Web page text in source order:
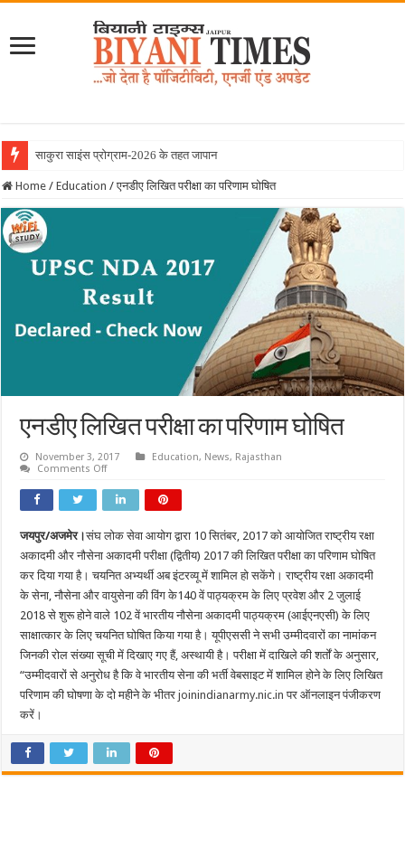
साकुरा साइंस प्रोग्राम-2026 के तहत जापान रवाना हुई बि
Home / Education / एनडीए लिखित परीक्षा का परिणाम घोषित
एनडीए लिखित परीक्षा का परिणाम घोषित
November 3, 2017 Education, News, Rajasthan
Comments Offon
लिखित
परीक्षा
परिणाम
घोषित
जयपुर/अजमेर।संघ लोक सेवा आयोग द्वारा 10 सितंबर, 2017 को आयोजित राष्ट्रीय रक्षा
अकादमी और नौसेना अकादमी परीक्षा (द्वितीय) 2017 की लिखित परीक्षा का परिणाम घोषित
कर दिया गया है। चयनित अभ्यर्थी अब इंटरव्यू में शामिल हो सकेंगे। राष्ट्रीय रक्षा अकादमी
के सेना, नौसेना और वायुसेना की विंग के140 वें पाठ्यक्रम के लिए प्रवेश और 2 जुलाई
2018 से शुरू होने वाले 102 वें भारतीय नौसेना अकादमी पाठ्यक्रम (आईएनएसी) के लिए
साक्षात्कार के लिए चयनित घोषित किया गया है। यूपीएससी ने सभी उम्मीदवारों का नामांकन
जिनकी रोल संख्या सूची में दिखाए गए हैं, अस्थायी है। परीक्षा में दाखिले की शर्तों के अनुसार,
“उम्मीदवारों से अनुरोध है कि वे भारतीय सेना की भर्ती वेबसाइट में शामिल होने के लिए लिखित
परिणाम की घोषणा के दो महीने के भीतर joinindianarmy.nic.in पर ऑनलाइन पंजीकरण
करें।